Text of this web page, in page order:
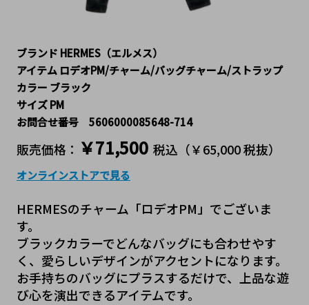
ブランド HERMES（エルメス）
アイテム ロデオPM/チャーム/バッグチャーム/ストラップ
カラー ブラック
サイズ PM
お問合せ番号 5606000085648-714
販売価格： ￥71,500 税込（￥65,000 税抜）
オンラインストアで見る
HERMESのチャーム「ロデオPM」でございま
す。
ブラックカラーでどんなバッグにも合わせやす
く、愛らしいデザインがアクセントになります。
お手持ちのバッグにプラスするだけで、上品な遊
び心を演出できるアイテムです。